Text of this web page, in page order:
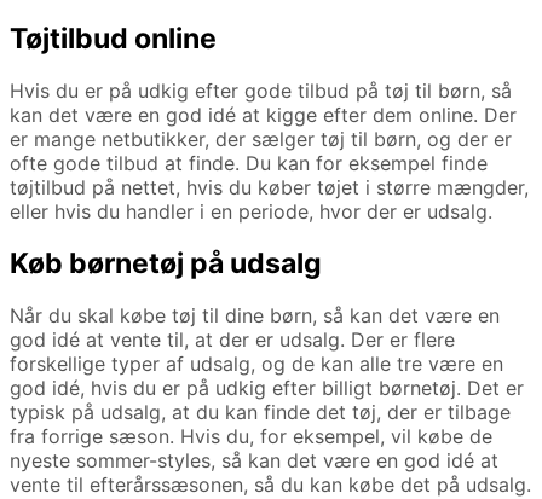
Tøjtilbud online
Hvis du er på udkig efter gode tilbud på tøj til børn, så
kan det være en god idé at kigge efter dem online. Der
er mange netbutikker, der sælger tøj til børn, og der er
ofte gode tilbud at finde. Du kan for eksempel finde
tøjtilbud på nettet, hvis du køber tøjet i større mængder,
eller hvis du handler i en periode, hvor der er udsalg.
Køb børnetøj på udsalg
Når du skal købe tøj til dine børn, så kan det være en
god idé at vente til, at der er udsalg. Der er flere
forskellige typer af udsalg, og de kan alle tre være en
god idé, hvis du er på udkig efter billigt børnetøj. Det er
typisk på udsalg, at du kan finde det tøj, der er tilbage
fra forrige sæson. Hvis du, for eksempel, vil købe de
nyeste sommer-styles, så kan det være en god idé at
vente til efterårssæsonen, så du kan købe det på udsalg.